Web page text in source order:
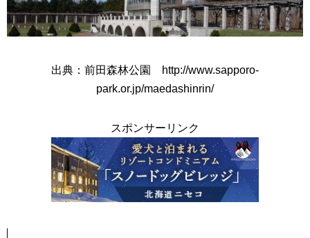
出典：前田森林公園 http://www.sapporo-
park.or.jp/maedashinrin/
スポンサーリンク